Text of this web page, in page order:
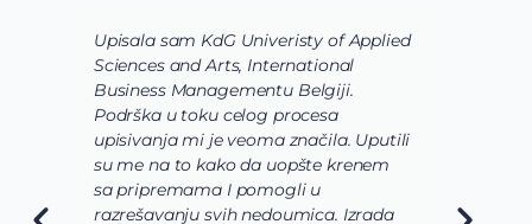
Upisala sam KdG Univeristy of Applied
Sciences and Arts, International
Business Managementu Belgiji.
Podrška u toku celog procesa
upisivanja mi je veoma značila. Uputili
su me na to kako da uopšte krenem
sa pripremama I pomogli u
razrešavanju svih nedoumica. Izrada